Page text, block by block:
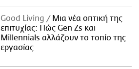
Good Living
Μια νέα οπτική της
επιτυχίας: Πώς Gen Zs και
Millennials αλλάζουν το τοπίο της
εργασίας